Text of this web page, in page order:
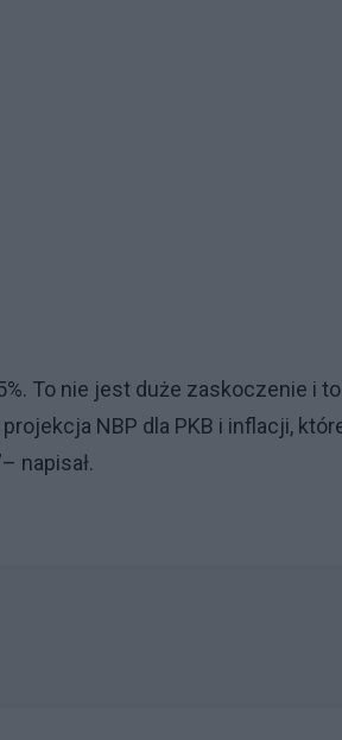
To nie jest duże zaskoczenie i to
NBP dla PKB i inflacji,
napisał.